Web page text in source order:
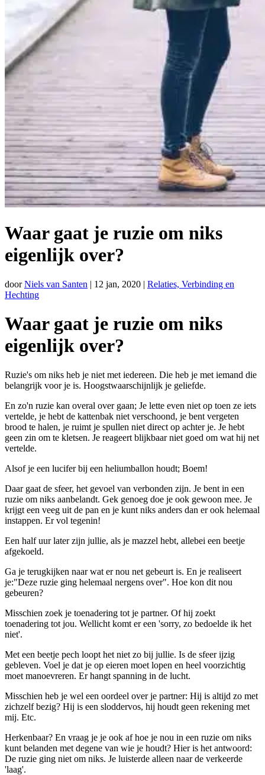
Waar gaat je ruzie om niks
eigenlijk over?
doorNiels van Santen | 12 jan, 2020 | Relaties, Verbinding en
Hechting
Waar gaat je ruzie om niks
eigenlijk over?
Ruzie's om niks heb je niet met iedereen. Die heb je met iemand die
belangrijk voor je is. Hoogstwaarschijnlijk je geliefde.
En zo'n ruzie kan overal over gaan; Je lette even niet op toen ze iets
vertelde, je hebt de kattenbak niet verschoond, je bent vergeten
brood te halen, je ruimt je spullen niet direct op achter je. Je hebt
geen zin om te kletsen. Je reageert blijkbaar niet goed om wat hij net
vertelde.
Alsof je een lucifer bij een heliumballon houdt; Boem!
Daar gaat de sfeer, het gevoel van verbonden zijn. Je bent in een
ruzie om niks aanbelandt. Gek genoeg doe je ook gewoon mee. Je
krijgt een veeg uit de pan en je kunt niks anders dan er ook helemaal
instappen. Er vol tegenin!
Een half uur later zijn jullie, als je mazzel hebt, allebei een beetje
afgekoeld.
Ga je terugkijken naar wat er nou net gebeurt is. En je realiseert
je:"Deze ruzie ging helemaal nergens over". Hoe kon dit nou
gebeuren?
Misschien zoek je toenadering tot je partner. Of hij zoekt
toenadering tot jou. Wellicht komt er een 'sorry, zo bedoelde ik het
niet'.
Met een beetje pech loopt het niet zo bij jullie. Is de sfeer ijzig
gebleven. Voel je dat je op eieren moet lopen en heel voorzichtig
moet manoevreren. Er hangt spanning in de lucht.
Misschien heb je wel een oordeel over je partner: Hij is altijd zo met
zichzelf bezig? Hij is een sloddervos, hij houdt geen rekening met
mij. Etc.
Herkenbaar? En vraag je je ook af hoe je nou in een ruzie om niks
kunt belanden met degene van wie je houdt? Hier is het antwoord:
De ruzie ging niet om niks. Je luisterde alleen naar de verkeerde
'laag'.